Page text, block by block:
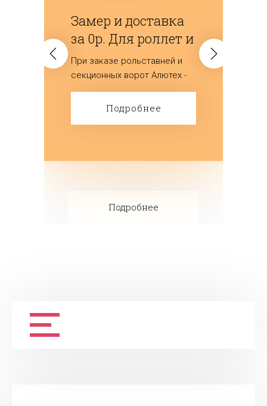
Замер и доставка
за 0р. Для роллет и
ворот
(секционных)
При заказе рольставней и
секционных ворот Алютех -
мы дарим замер и доставку
изделий.Подробнее
Подробнее